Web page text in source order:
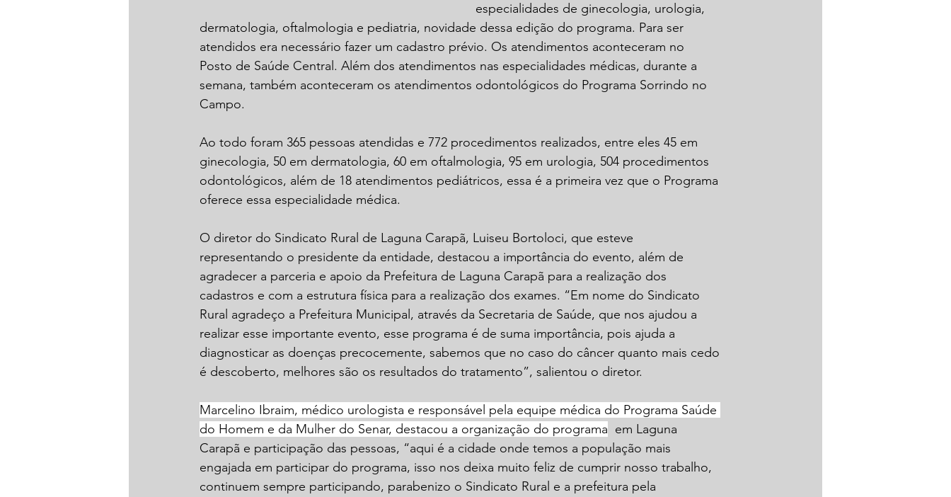
especialidades de ginecologia, urologia,
dermatologia, oftalmologia e pediatria, novidade dessa edição do programa. Para ser
atendidos era necessário fazer um cadastro prévio. Os atendimentos aconteceram no
Posto de Saúde Central. Além dos atendimentos nas especialidades médicas, durante a
semana, também aconteceram os atendimentos odontológicos do Programa Sorrindo no
Campo.
Ao todo foram 365 pessoas atendidas e 772 procedimentos realizados, entre eles 45 em
ginecologia, 50 em dermatologia, 60 em oftalmologia, 95 em urologia, 504 procedimentos
odontológicos, além de 18 atendimentos pediátricos, essa é a primeira vez que o Programa
oferece essa especialidade médica.
O diretor do Sindicato Rural de Laguna Carapã, Luiseu Bortoloci, que esteve
representando o presidente da entidade, destacou a importância do evento, além de
agradecer a parceria e apoio da Prefeitura de Laguna Carapã para a realização dos
cadastros e com a estrutura física para a realização dos exames. “Em nome do Sindicato
Rural agradeço a Prefeitura Municipal, através da Secretaria de Saúde, que nos ajudou a
realizar esse importante evento, esse programa é de suma importância, pois ajuda a
diagnosticar as doenças precocemente, sabemos que no caso do câncer quanto mais cedo
é descoberto, melhores são os resultados do tratamento”, salientou o diretor.
Marcelino Ibraim, médico urologista e responsável pela equipe médica do Programa Saúde
do Homem e da Mulher do Senar, destacou a organização do programa em Laguna
Carapã e participação das pessoas, “aqui é a cidade onde temos a população mais
engajada em participar do programa, isso nos deixa muito feliz de cumprir nosso trabalho,
continuem sempre participando, parabenizo o Sindicato Rural e a prefeitura pela